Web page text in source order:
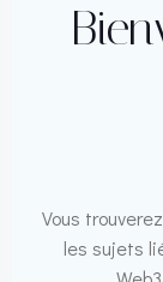
Vous
les sujets